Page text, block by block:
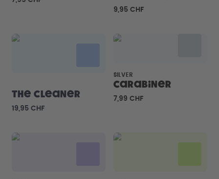
Back to School - Spare bis zu
Wie funktioniert's
Hilfe & FAQ
Flaschen vergleichen
9,95 CHF
The Cleaner
19,95 CHF
SILVER
Carabiner
7,99 CHF